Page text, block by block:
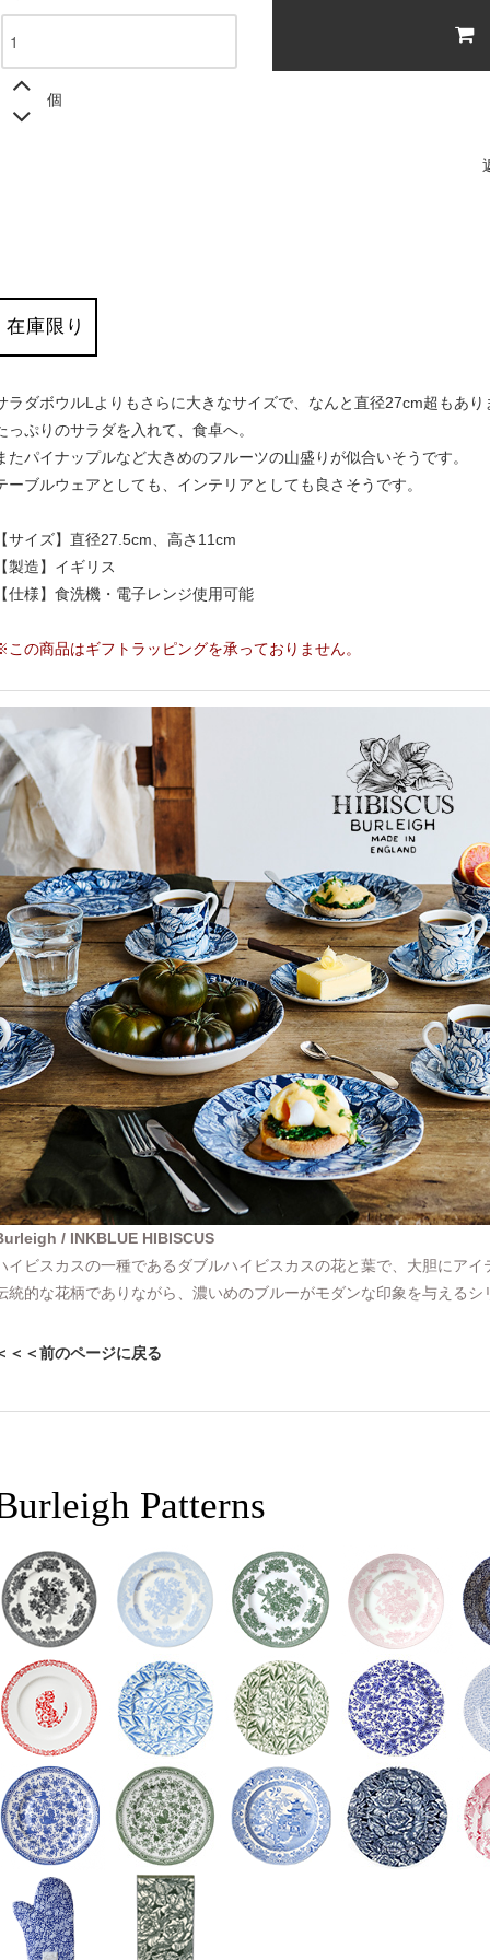
個
在庫限り
ラダボウルLよりもさらに大きなサイズで、なんと直径27cm超もあり
っぷりのサラダを入れて、食卓へ。
たパイナップルなど大きめのフルーツの山盛りが似合いそうです。
ーブルウェアとしても、インテリアとしても良さそうです。
サイズ】直径27.5cm、高さ11cm
製造】イギリス
仕様】食洗機・電子レンジ使用可能
の商品はギフトラッピングを承っておりません。
/ INKBLUE HIBISCUS
イビスカスの一種であるダブルハイビスカスの花と葉で、大胆にア
統的な花柄でありながら、濃いめのブルーがモダンな印象を与えるシ
＜＜前のページに戻る
Patterns